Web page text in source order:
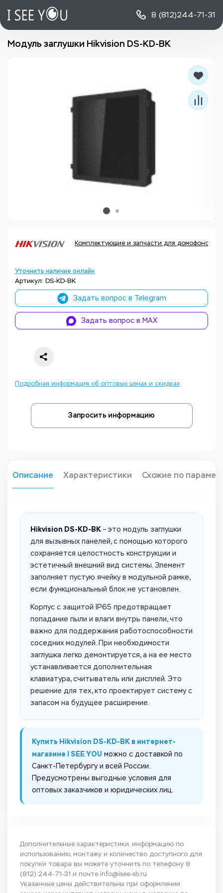
8 (812)244-71-31
Модуль заглушки Hikvision DS-KD-BK
Комплектующие и запчасти для домофонов
Уточнить наличие онлайн
Артикул: DS-KD-BK
Задать вопрос в Telegram
Задать вопрос в MAX
Подробная информация об оптовых ценах и скидках
Запросить информацию
Описание Характеристики Схожие по
Hikvision DS-KD-BK – это модуль заглушки
для вызывных панелей, с помощью которого
сохраняется целостность конструкции и
эстетичный внешний вид системы. Элемент
заполняет пустую ячейку в модульной рамке,
если функциональный блок не установлен.
Корпус с защитой IP65 предотвращает
попадание пыли и влаги внутрь панели, что
важно для поддержания работоспособности
соседних модулей. При необходимости
заглушка легко демонтируется, а на ее место
устанавливается дополнительная
клавиатура, считыватель или дисплей. Это
решение для тех, кто проектирует систему с
запасом на будущее расширение.
Купить Hikvision DS-KD-BK в интернет-
магазине I SEE YOU можно с доставкой по
Санкт-Петербургу и всей России.
Предусмотрены выгодные условия для
оптовых заказчиков и юридических лиц.
Дополнительные характеристики, информацию по
использованию, монтажу и количество доступного для
покупки товара вы можете уточнить по телефону 8
(812) 244-71-31 и почте info@isee-sb.ru
Указанные цены действительны при оформлении